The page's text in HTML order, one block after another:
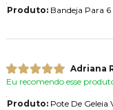
Produto:Bandeja Para 6
Adriana
Eu recomendo esse
Produto:Pote De Geleia